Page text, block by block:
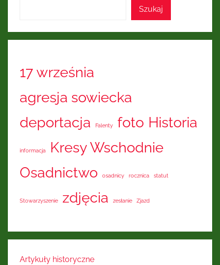
Szukaj
17 września
agresja sowiecka
deportacja
Falenty foto Historia
informacja
Kresy Wschodnie
Osadnictwo
osadnicy rocznica statut
Stowarzyszenie zdjęcia zesłanie Zjazd
Artykuły historyczne